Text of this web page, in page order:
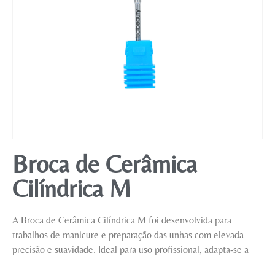
Broca de Cerâmica
Cilíndrica M
A Broca de Cerâmica Cilíndrica M foi desenvolvida para
trabalhos de manicure e preparação das unhas com elevada
precisão e suavidade. Ideal para uso profissional, adapta-se a